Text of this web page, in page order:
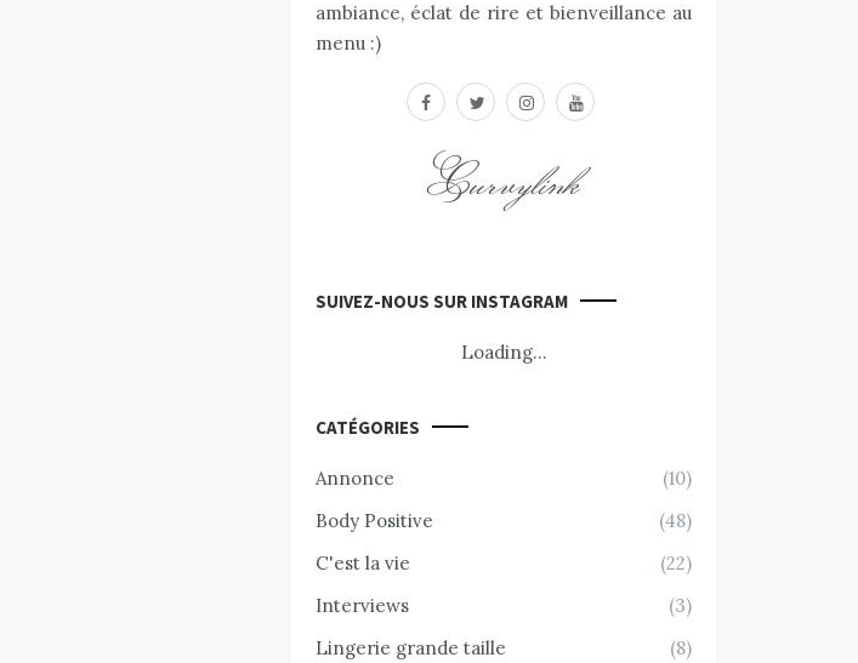
ambiance, éclat de rire et bienveillance au
menu :)
facebooktwitterinstagram
youtube
Curvylink
SUIVEZ-NOUS SUR INSTAGRAM
Loading...
CATÉGORIES
Annonce
(10)
Body Positive
(48)
C'est la vie
(22)
Interviews
(3)
Lingerie grande taille
(8)